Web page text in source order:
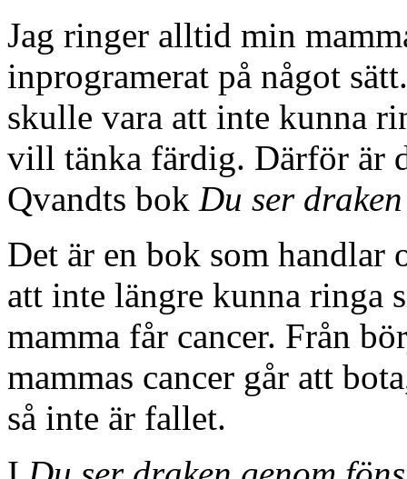
Jag ringer alltid min
inprogramerat på något
skulle vara att inte kunna
vill tänka färdig. Därför är
Qvandts bok Du ser
Det är en bok som handlar
att inte längre kunna ringa
mamma får cancer. Från
mammas cancer går att
så inte är fallet.